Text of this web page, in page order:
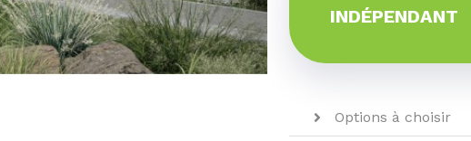
INDÉPENDANT
Options à choisir